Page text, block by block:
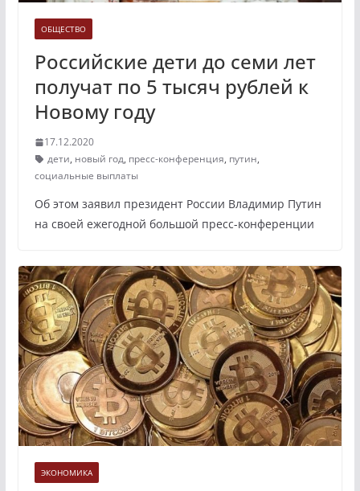
ОБЩЕСТВО
Российские дети до семи лет
получат по 5 тысяч рублей к
Новому году
17.12.2020
дети, новый год, пресс-конференция, путин,
социальные выплаты
Об этом заявил президент России Владимир Путин
на своей ежегодной большой пресс-конференции
ЭКОНОМИКА